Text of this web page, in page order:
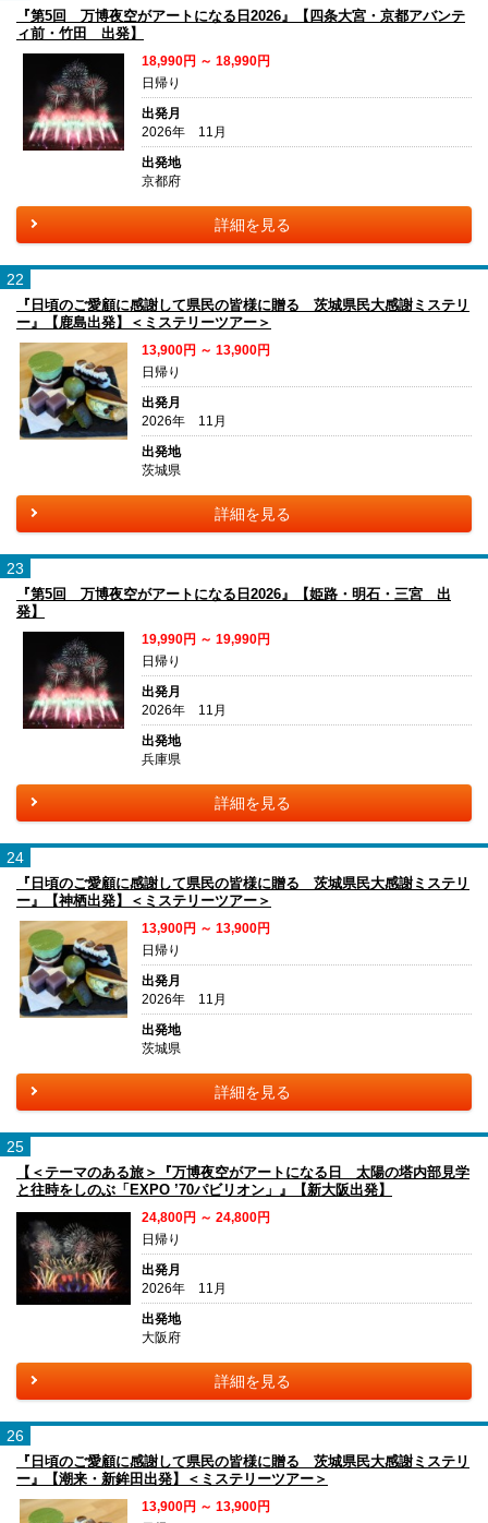
『第5回 万博夜空がアートになる日2026』【四条大宮・京都アバンテ
ィ前・竹田 出発】
18,990円 ～ 18,990円
日帰り
出発月
2026年 11月
出発地
京都府
詳細を見る
22
『日頃のご愛顧に感謝して県民の皆様に贈る 茨城県民大感謝ミステリ
ー』【鹿島出発】＜ミステリーツアー＞
13,900円 ～ 13,900円
日帰り
出発月
2026年 11月
出発地
茨城県
詳細を見る
23
『第5回 万博夜空がアートになる日2026』【姫路・明石・三宮 出
発】
19,990円 ～ 19,990円
日帰り
出発月
2026年 11月
出発地
兵庫県
詳細を見る
24
『日頃のご愛顧に感謝して県民の皆様に贈る 茨城県民大感謝ミステリ
ー』【神栖出発】＜ミステリーツアー＞
13,900円 ～ 13,900円
日帰り
出発月
2026年 11月
出発地
茨城県
詳細を見る
25
【＜テーマのある旅＞『万博夜空がアートになる日 太陽の塔内部見学
と往時をしのぶ「EXPO ’70パビリオン」』【新大阪出発】
24,800円 ～ 24,800円
日帰り
出発月
2026年 11月
出発地
大阪府
詳細を見る
26
『日頃のご愛顧に感謝して県民の皆様に贈る 茨城県民大感謝ミステリ
ー』【潮来・新鉾田出発】＜ミステリーツアー＞
13,900円 ～ 13,900円